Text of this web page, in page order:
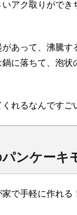
アク取りがで
あって、沸騰
に落ちて、泡
れるなんですご
ンケーキ
で手軽に作れる